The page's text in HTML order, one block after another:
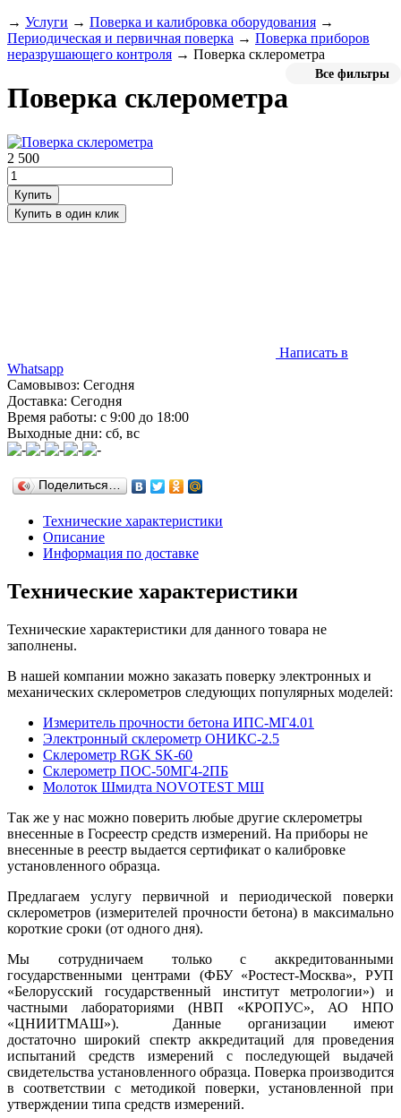
→ Услуги → Поверка и калибровка оборудования →
Периодическая и первичная поверка → Поверка приборов
неразрушающего контроля → Поверка склерометра
Все фильтры
Поверка склерометра
2 500
Написать в
Whatsapp
Самовывоз: Сегодня
Доставка: Сегодня
Время работы: с 9:00 до 18:00
Выходные дни: сб, вс
Поделиться…
Технические характеристики
Описание
Информация по доставке
Технические характеристики
Технические характеристики для данного товара не
заполнены.
В нашей компании можно заказать поверку электронных и
механических склерометров следующих популярных моделей:
Измеритель прочности бетона ИПС-МГ4.01
Электронный склерометр ОНИКС-2.5
Склерометр RGK SK-60
Склерометр ПОС-50МГ4-2ПБ
Молоток Шмидта NOVOTEST МШ
Так же у нас можно поверить любые другие склерометры
внесенные в Госреестр средств измерений. На приборы не
внесенные в реестр выдается сертификат о калибровке
установленного образца.
Предлагаем услугу первичной и периодической поверки
склерометров (измерителей прочности бетона) в максимально
короткие сроки (от одного дня).
Мы сотрудничаем только с аккредитованными
государственными центрами (ФБУ «Ростест-Москва», РУП
«Белорусский государственный институт метрологии») и
частными лабораториями (НВП «КРОПУС», АО НПО
«ЦНИИТМАШ»). Данные организации имеют
достаточно широкий спектр аккредитаций для проведения
испытаний средств измерений с последующей выдачей
свидетельства установленного образца. Поверка производится
в соответствии с методикой поверки, установленной при
утверждении типа средств измерений.